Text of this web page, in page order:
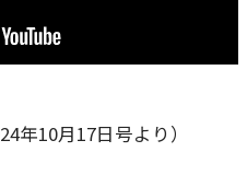
年10月17日号より）